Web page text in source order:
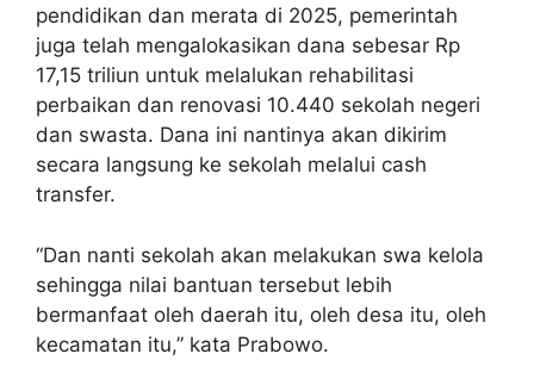
pendidikan dan merata di 2025, pemerintah
juga telah mengalokasikan dana sebesar Rp
17,15 triliun untuk melalukan rehabilitasi
perbaikan dan renovasi 10.440 sekolah negeri
dan swasta. Dana ini nantinya akan dikirim
secara langsung ke sekolah melalui cash
transfer.
“Dan nanti sekolah akan melakukan swa kelola
sehingga nilai bantuan tersebut lebih
bermanfaat oleh daerah itu, oleh desa itu, oleh
kecamatan itu,” kata Prabowo.